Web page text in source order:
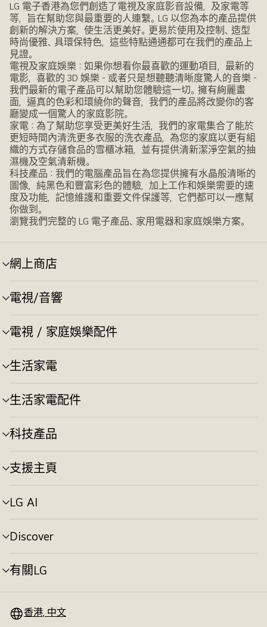
LG 電子香港為您們創造了電視及家庭影音設備，及家電等
等，旨在幫助您與最重要的人連繫。LG 以您為本的產品提供
創新的解決方案，使生活更美好。更易於使用及控制、造型
時尚優雅、具環保特色，這些特點通通都可在我們的產品上
見證。
電視及家庭娛樂：如果你想看你最喜歡的運動項目，最新的
電影，喜歡的 3D 娛樂 - 或者只是想聽聽清晰度驚人的音樂 -
我們最新的電子產品可以幫助您體驗這一切。擁有絢麗畫
面，逼真的色彩和環繞你的聲音，我們的產品將改變你的客
廳變成一個驚人的家庭影院。
家電：為了幫助您享受更美好生活，我們的家電集合了能於
更短時間內清洗更多衣服的洗衣產品，為您的家庭以更有組
織的方式存儲食品的雪櫃冰箱，並有提供清新潔淨空氣的抽
濕機及空氣清新機。
科技產品：我們的電腦產品旨在為您提供擁有水晶般清晰的
圖像，純黑色和豐富彩色的體驗，加上工作和娛樂需要的速
度及功能，記憶維護和重要文件保護等，它們都可以一應幫
你做到。
瀏覽我們完整的 LG 電子產品、家用電器和家庭娛樂方案。
網上商店
選
單
切
換
電視/音響
選
單
切
換
電視 / 家庭娛樂配件
選
單
切
換
生活家電
選
單
切
換
生活家電配件
選
單
切
換
科技產品
選
單
切
換
支援主頁
選
單
切
換
LG AI
選
單
切
換
Discover
選
單
切
換
有關LG
選
換 香港, 中文